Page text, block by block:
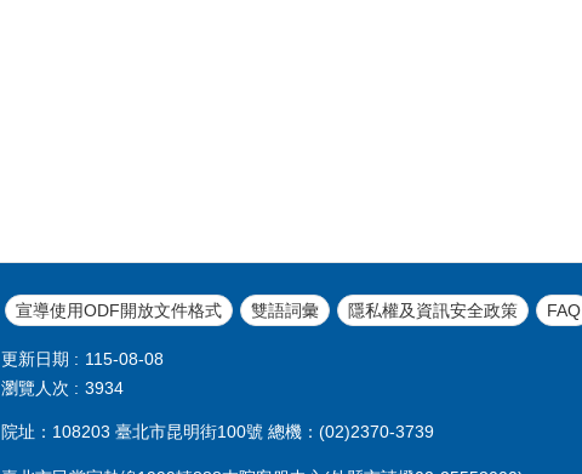
宣導使用ODF開放文件格式 雙語詞彙 隱私權及資訊安全政策 FAQ
更新日期
115-08-08
瀏覽人次
3934
院址：108203 臺北市昆明街100號 總機：(02)2370-3739